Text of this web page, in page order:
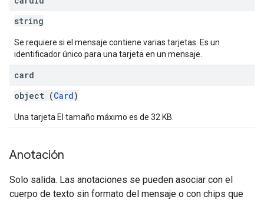
string
Se requiere si el mensaje contiene varias tarjetas. Es un
identificador único para una tarjeta en un mensaje.
card
object (Card)
Una tarjeta El tamaño máximo es de 32 KB.
Anotación
Solo salida. Las anotaciones se pueden asociar con el
cuerpo de texto sin formato del mensaje o con chips que